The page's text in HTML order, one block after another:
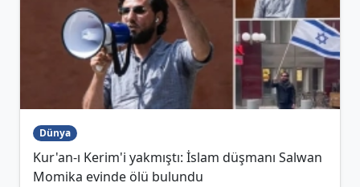
Dünya
Kur'an-ı Kerim'i yakmıştı: İslam düşmanı Salwan
Momika evinde ölü bulundu